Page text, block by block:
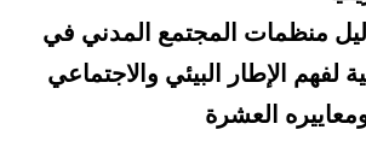
منظمات المجتمع المدني في
لفهم الإطار البيئي والاجتماعي
العشرة